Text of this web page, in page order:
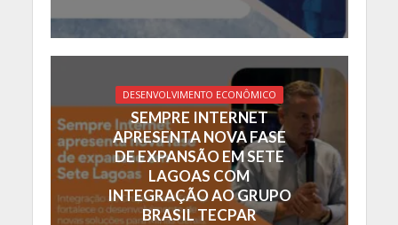
DESENVOLVIMENTO ECONÔMICO
SEMPRE INTERNET
APRESENTA NOVA FASE
DE EXPANSÃO EM SETE
LAGOAS COM
INTEGRAÇÃO AO GRUPO
BRASIL TECPAR